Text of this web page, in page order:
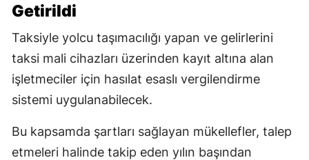
Getirildi
Taksiyle yolcu taşımacılığı yapan ve gelirlerini
taksi mali cihazları üzerinden kayıt altına alan
işletmeciler için hasılat esaslı vergilendirme
sistemi uygulanabilecek.
Bu kapsamda şartları sağlayan mükellefler, talep
etmeleri halinde takip eden yılın başından